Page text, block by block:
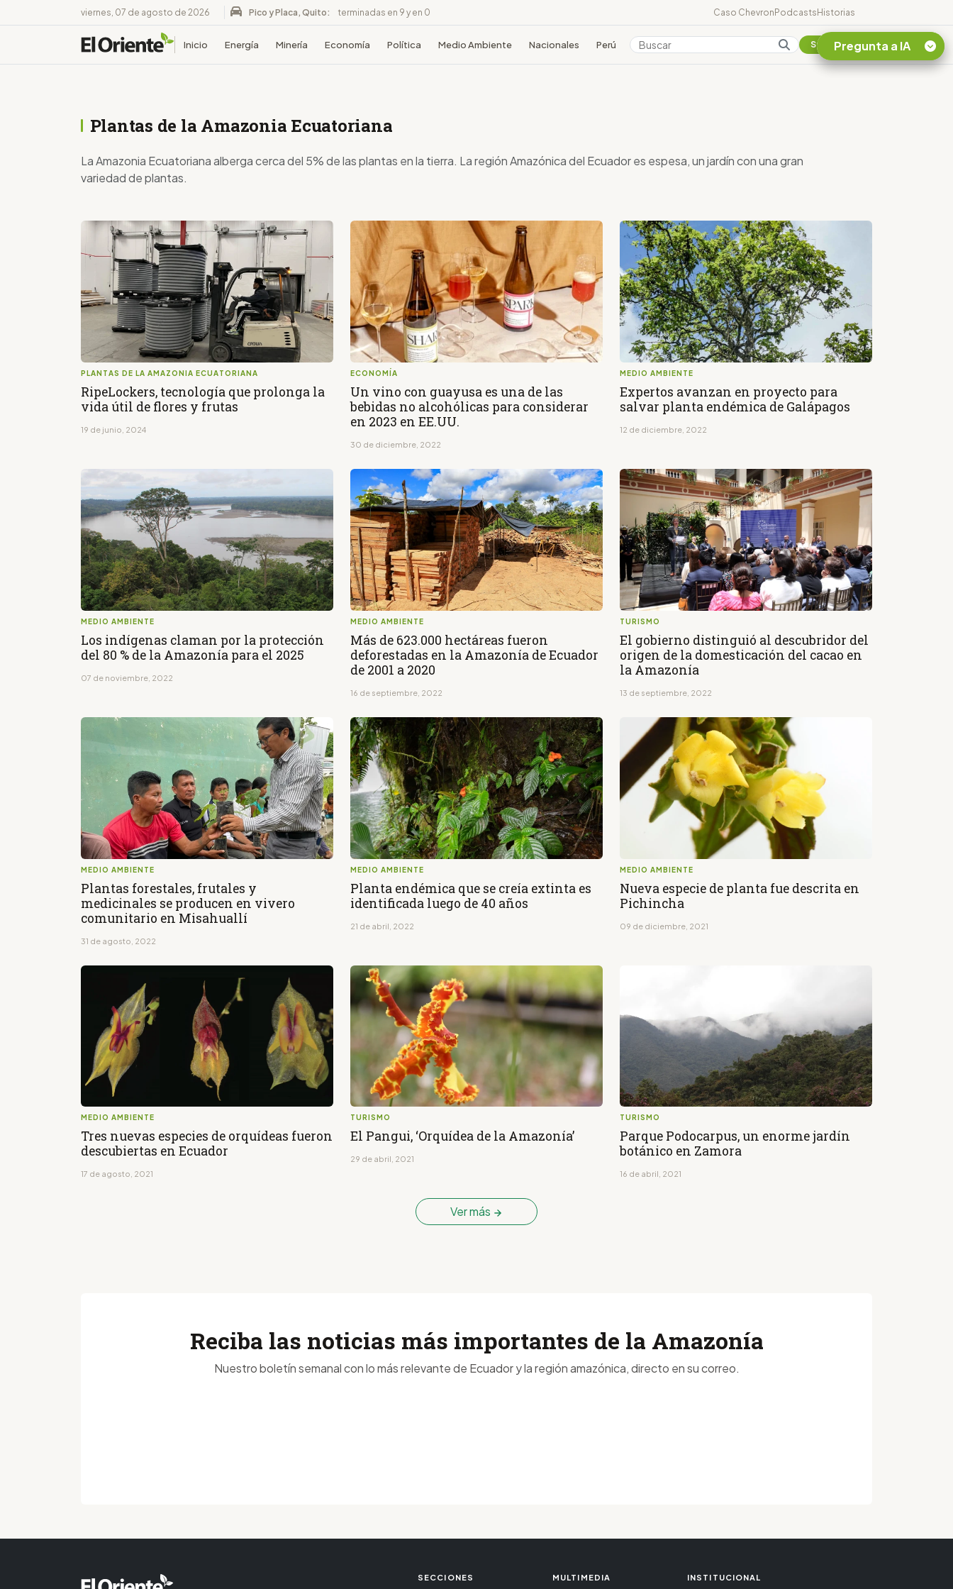
viernes, 07 de agosto de 2026 Pico y Placa, Quito: terminadas en 9 y en 0 Caso ChevronPodcastsHistorias
Inicio Energía Minería Economía Política Medio Ambiente Nacionales Perú Colombia Suscribirse
Plantas de la Amazonia Ecuatoriana
La Amazonia Ecuatoriana alberga cerca del 5% de las plantas en la tierra. La región Amazónica del Ecuador es espesa, un jardín con una gran
variedad de plantas.
PLANTAS DE LA AMAZONIA ECUATORIANA
RipeLockers, tecnología que prolonga la
vida útil de flores y frutas
19 de junio, 2024
ECONOMÍA
Un vino con guayusa es una de las
bebidas no alcohólicas para considerar
en 2023 en EE.UU.
30 de diciembre, 2022
MEDIO AMBIENTE
Expertos avanzan en proyecto para
salvar planta endémica de Galápagos
12 de diciembre, 2022
MEDIO AMBIENTE
Los indígenas claman por la protección
del 80 % de la Amazonía para el 2025
07 de noviembre, 2022
MEDIO AMBIENTE
Más de 623.000 hectáreas fueron
deforestadas en la Amazonía de Ecuador
de 2001 a 2020
16 de septiembre, 2022
TURISMO
El gobierno distinguió al descubridor del
origen de la domesticación del cacao en
la Amazonía
13 de septiembre, 2022
MEDIO AMBIENTE
Plantas forestales, frutales y
medicinales se producen en vivero
comunitario en Misahuallí
31 de agosto, 2022
MEDIO AMBIENTE
Planta endémica que se creía extinta es
identificada luego de 40 años
21 de abril, 2022
MEDIO AMBIENTE
Nueva especie de planta fue descrita en
Pichincha
09 de diciembre, 2021
MEDIO AMBIENTE
Tres nuevas especies de orquídeas fueron
descubiertas en Ecuador
17 de agosto, 2021
TURISMO
El Pangui, ‘Orquídea de la Amazonía’
29 de abril, 2021
TURISMO
Parque Podocarpus, un enorme jardín
botánico en Zamora
16 de abril, 2021
Ver más
Pregunta a IA
Ecuador?
Reciba las noticias más importantes de la Amazonía
Nuestro boletín semanal con lo más relevante de Ecuador y la región amazónica, directo en su correo.
SECCIONES MULTIMEDIA INSTITUCIONAL